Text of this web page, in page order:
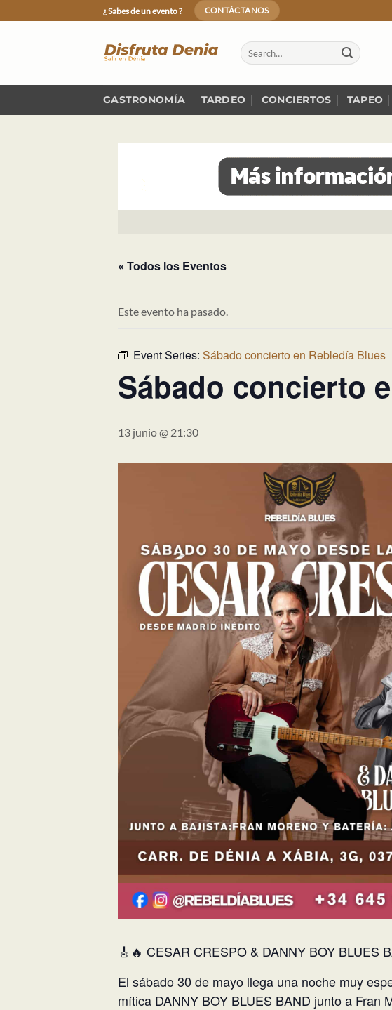
to
¿ Sabes de un evento ? CONTÁCTANOS
GASTRONOMÍA TARDEO CONCIERTOS TAPEO
« Todos los Eventos
Este evento ha pasado.
Event Series: Sábado concierto en Rebledía Blues
Sábado concierto
13 junio @ 21:30
🎸🔥 CESAR CRESPO & DANNY BOY BLUES
El sábado 30 de mayo llega una noche muy
mítica DANNY BOY BLUES BAND junto a Fran